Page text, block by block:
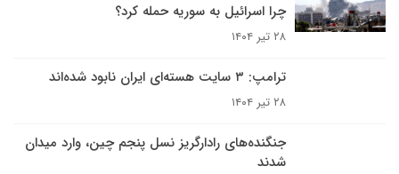
چرا اسرائیل به سوریه حمله کرد؟
۲۸ تیر ۱۴۰۴
ترامپ: ۳ سایت هسته‌ای ایران نابود شده‌اند
۲۸ تیر ۱۴۰۴
جنگنده‌های رادارگریز نسل پنجم چین، وارد میدان
شدند